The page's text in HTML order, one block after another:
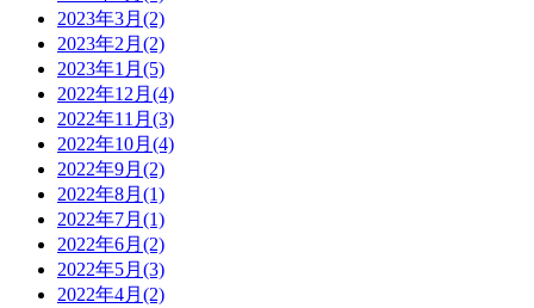
2023年3月(2)
2023年2月(2)
2023年1月(5)
2022年12月(4)
2022年11月(3)
2022年10月(4)
2022年9月(2)
2022年8月(1)
2022年7月(1)
2022年6月(2)
2022年5月(3)
2022年4月(2)